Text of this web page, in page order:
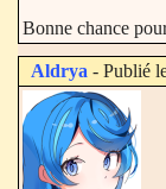
Bonne chance
Aldrya - Publié